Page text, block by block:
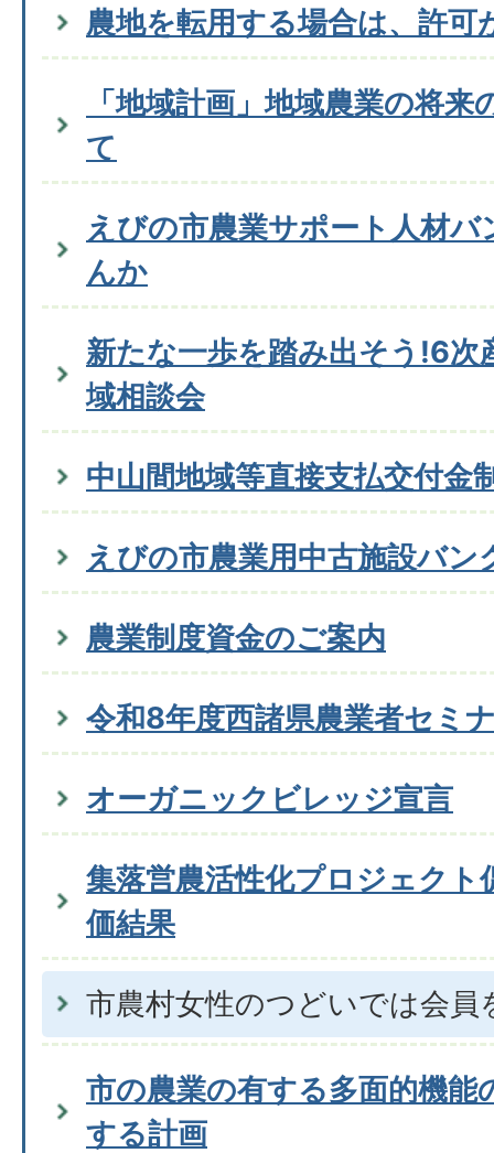
農地を転用する場合は、許可
「地域計画」地域農業の将
て
えびの市農業サポート人材
んか
新たな一歩を踏み出そう!6次
域相談会
中山間地域等直接支払交付金
えびの市農業用中古施設バン
農業制度資金のご案内
令和8年度西諸県農業者セミ
オーガニックビレッジ宣言
集落営農活性化プロジェクト
価結果
市農村女性のつどいでは会員
市の農業の有する多面的機能
する計画